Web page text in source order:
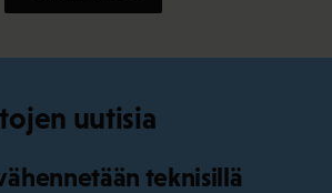
uutisia
teknisillä